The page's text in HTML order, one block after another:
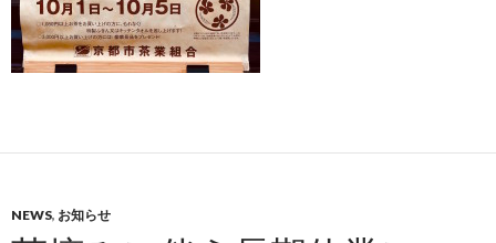
NEWS, お知らせ